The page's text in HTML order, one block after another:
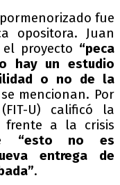
fue
opositora. Juan
proyecto “peca
hay un estudio
o no de la
mencionan. Por
U) calificó la
frente a la crisis
“esto no es
entrega de
.